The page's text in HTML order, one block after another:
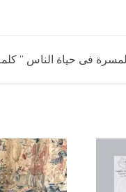
فى حياة الناس ”